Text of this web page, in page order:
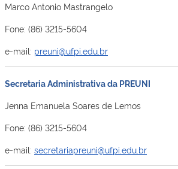
Marco Antonio Mastrangelo
Fone: (86) 3215-5604
e-mail: preuni@ufpi.edu.br
Secretaria Administrativa da PREUNI
Jenna Emanuela Soares de Lemos
Fone: (86) 3215-5604
e-mail: secretariapreuni@ufpi.edu.br